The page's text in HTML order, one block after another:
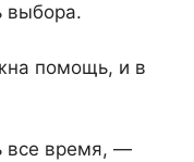
выбора.
помощь, и в
все время, —